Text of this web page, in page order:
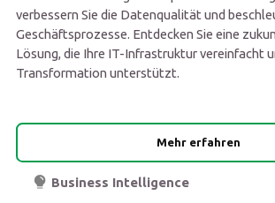
verbessern Sie die Datenqualität und
Geschäftsprozesse. Entdecken Sie eine
Lösung, die Ihre IT-Infrastruktur vereinfacht
Transformation unterstützt.
Mehr erfahren
Business Intelligence